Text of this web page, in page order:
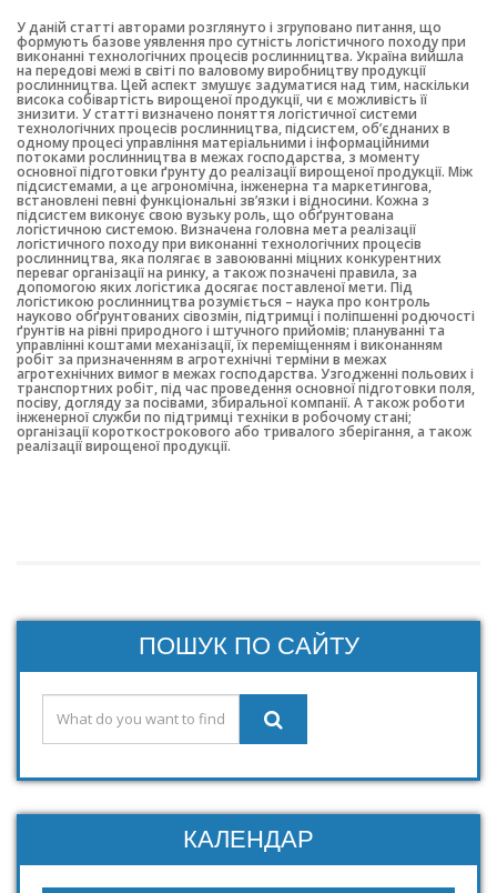
У даній статті авторами розглянуто і згруповано питання, що
формують базове уявлення про сутність логістичного походу при
виконанні технологічних процесів рослинництва. Україна вийшла
на передові межі в світі по валовому виробництву продукції
рослинництва. Цей аспект змушує задуматися над тим, наскільки
висока собівартість вирощеної продукції, чи є можливість її
знизити. У статті визначено поняття логістичної системи
технологічних процесів рослинництва, підсистем, об’єднаних в
одному процесі управління матеріальними і інформаційними
потоками рослинництва в межах господарства, з моменту
основної підготовки ґрунту до реалізації вирощеної продукції. Між
підсистемами, а це агрономічна, інженерна та маркетингова,
встановлені певні функціональні зв’язки і відносини. Кожна з
підсистем виконує свою вузьку роль, що обґрунтована
логістичною системою. Визначена головна мета реалізації
логістичного походу при виконанні технологічних процесів
рослинництва, яка полягає в завоюванні міцних конкурентних
переваг організації на ринку, а також позначені правила, за
допомогою яких логістика досягає поставленої мети. Під
логістикою рослинництва розуміється – наука про контроль
науково обґрунтованих сівозмін, підтримці і поліпшенні родючості
ґрунтів на рівні природного і штучного прийомів; плануванні та
управлінні коштами механізації, їх переміщенням і виконанням
робіт за призначенням в агротехнічні терміни в межах
агротехнічних вимог в межах господарства. Узгодженні польових і
транспортних робіт, під час проведення основної підготовки поля,
посіву, догляду за посівами, збиральної компанії. А також роботи
інженерної служби по підтримці техніки в робочому стані;
організації короткострокового або тривалого зберігання, а також
реалізації вирощеної продукції.
ПОШУК ПО САЙТУ
КАЛЕНДАР